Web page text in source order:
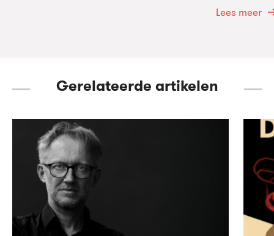
Lees meer
Gerelateerde artikelen